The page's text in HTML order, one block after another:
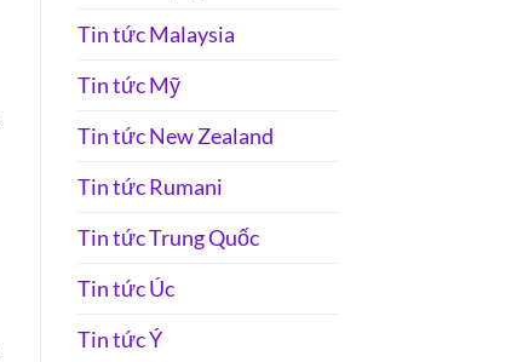
Tin tức Malaysia
Tin tức Mỹ
Tin tức New Zealand
Tin tức Rumani
Tin tức Trung Quốc
Tin tức Úc
Tin tức Ý